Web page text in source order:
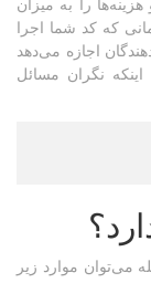
را به میزان
که کد شما اجرا
اجازه می‌دهد
نگران مسائل
می‌توان موارد زیر